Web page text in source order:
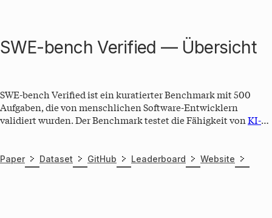
SWE-bench Verified — Übersicht
SWE-bench Verified ist ein kuratierter Benchmark mit 500
Aufgaben, die von menschlichen Software-Entwicklern
validiert wurden. Der Benchmark testet die Fähigkeit von KI-
Issue-Beschreibung und der dazugehörigen Code-Repository.
Das LLM soll einen Patch erstellen, der alle zugehörigen Unit-
Paper Dataset GitHub Leaderboard Website